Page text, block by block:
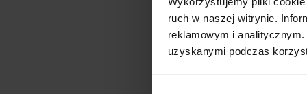
ruch w naszej witrynie.
reklamowym i
uzyskanymi podczas
spesso una vera e
Ebbene, queste
creazione di